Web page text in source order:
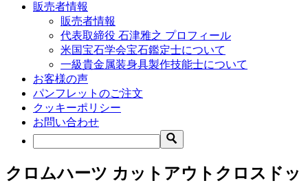
販売者情報
販売者情報
代表取締役 石津雅之 プロフィール
米国宝石学会宝石鑑定士について
一級貴金属装身具製作技能士について
お客様の声
パンフレットのご注文
クッキーポリシー
お問い合わせ
クロムハーツ カットアウトクロスドッ